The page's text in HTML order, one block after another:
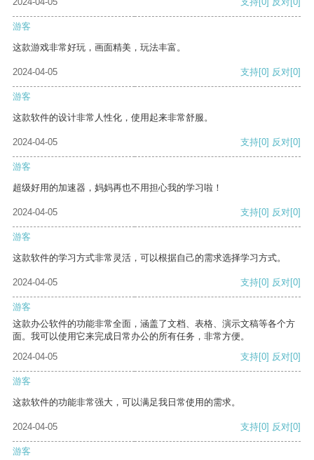
游客
这款游戏非常好玩，画面精美，玩法丰富。
2024-04-05 支持[0] 反对[0]
游客
这款软件的设计非常人性化，使用起来非常舒服。
2024-04-05 支持[0] 反对[0]
游客
超级好用的加速器，妈妈再也不用担心我的学习啦！
2024-04-05 支持[0] 反对[0]
游客
这款软件的学习方式非常灵活，可以根据自己的需求选择学习方式。
2024-04-05 支持[0] 反对[0]
游客
这款办公软件的功能非常全面，涵盖了文档、表格、演示文稿等各个方
面。我可以使用它来完成日常办公的所有任务，非常方便。
2024-04-05
支持[0] 反对[0]
游客
这款软件的功能非常强大，可以满足我日常使用的需求。
2024-04-05 支持[0] 反对[0]
游客